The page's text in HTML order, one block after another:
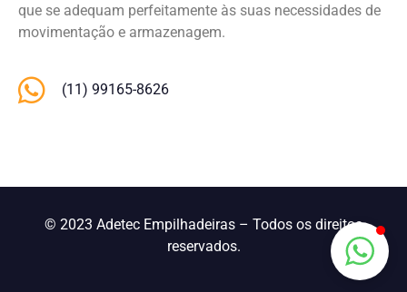
que se adequam perfeitamente às suas necessidades de
movimentação e armazenagem.
(11) 99165-8626
© 2023 Adetec Empilhadeiras – Todos os direitos
reservados.